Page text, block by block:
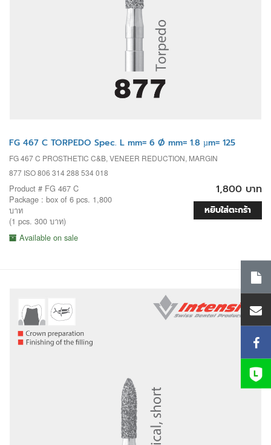
FG 467 C TORPEDO Spec. L mm= 6 Ø mm= 1.8 µm= 125
FG 467 C PROSTHETIC C&B, VENEER REDUCTION, MARGIN
877 ISO 806 314 288 534 018
Product # FG 467 C
Package : box of 6 pcs. 1,800
บาท
(1 pcs. 300 บาท)
Available on sale
1,800 บาท
หยิบใส่ตะกร้า